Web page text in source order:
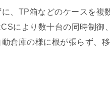
に、TP箱などのケースを
により数十台の同時制
倉庫の様に根が張らず、